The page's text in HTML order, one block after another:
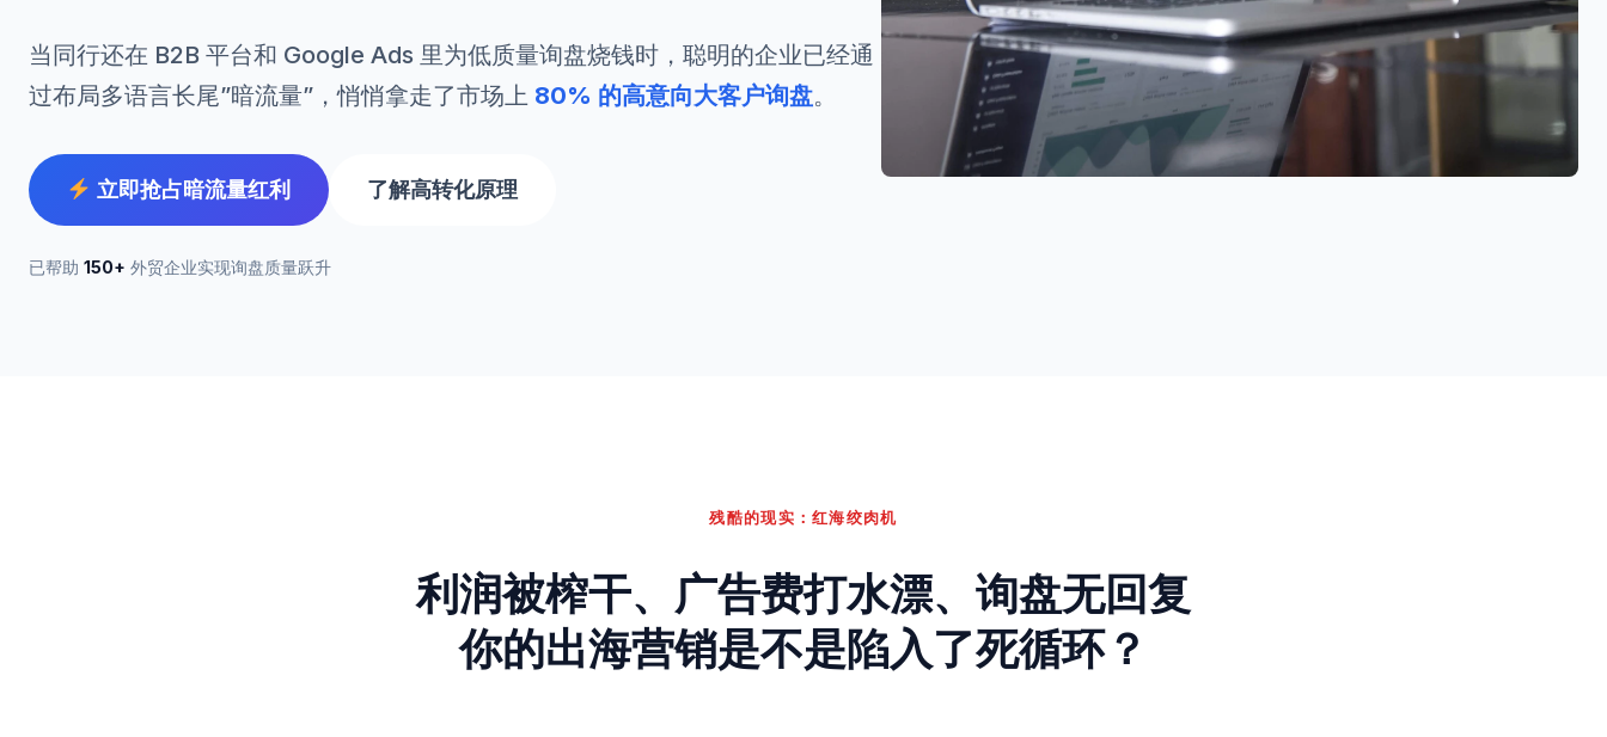
当同行还在 B2B 平台和 Google Ads 里为低质量询盘烧钱时，聪明的企业已经通
过布局多语言长尾”暗流量”，悄悄拿走了市场上 80% 的高意向大客户询盘。
立即抢占暗流量红利 了解高转化原理
已帮助 150+ 外贸企业实现询盘质量跃升
残酷的现实：红海绞肉机
利润被榨干、广告费打水漂、询盘无回复
你的出海营销是不是陷入了死循环？